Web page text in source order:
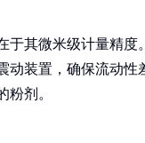
于其微米级计量精
动装置，确保流动
粉剂。